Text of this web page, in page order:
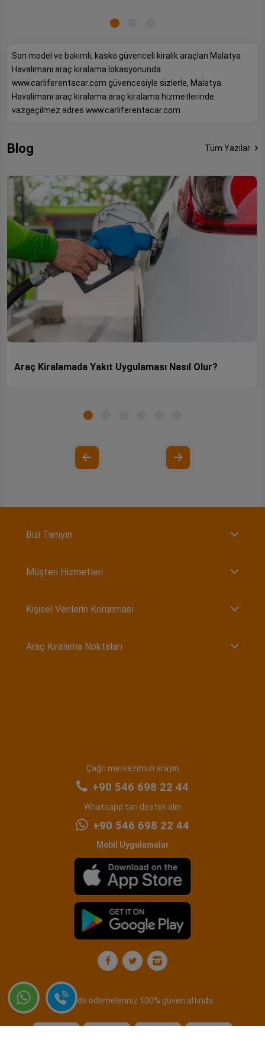
Son model ve bakımlı, kasko güvenceli kiralık araçları Malatya
Havalimanı araç kiralama lokasyonunda
www.carliferentacar.com güvencesiyle sizlerle, Malatya
Havalimanı araç kiralama araç kiralama hizmetlerinde
vazgeçilmez adres www.carliferentacar.com
Blog Tüm Yazılar
Araç Kiralamada Yakıt Uygulaması Nasıl Olur?
Bizi Tanıyın
Müşteri Hizmetleri
Kişisel Verilerin Korunması
Araç Kiralama Noktaları
Çağrı merkezimizi arayın
+90 546 698 22 44
Whatsapp'tan destek alın
+90 546 698 22 44
Mobil Uygulamalar
Carlife'da ödemeleriniz 100% güven altında.